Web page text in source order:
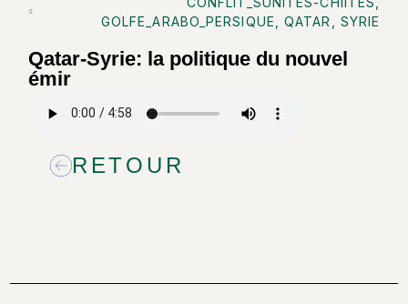
GOLFE_ARABO_PERSIQUE
,QATAR SYRIE
Qatar-Syrie: la politique du nouvel
émir
RETOUR